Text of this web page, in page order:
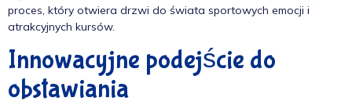
proces, który otwiera drzwi do świata sportowych emocji i
atrakcyjnych kursów.
Innowacyjne podejście do
obstawiania